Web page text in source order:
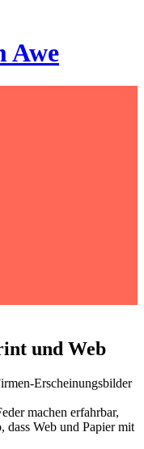
Awe
und Web
Erscheinungsbilder
machen erfahrbar,
dass Web und Papier mit